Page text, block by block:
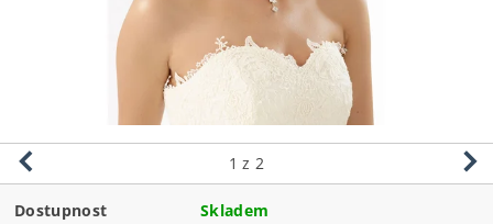
1 z 2
Dostupnost Skladem